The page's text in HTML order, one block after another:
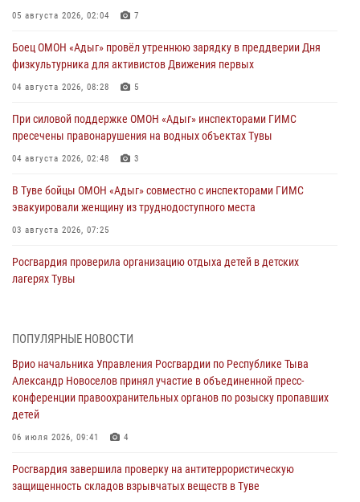
05 августа 2026, 02:04 7
Боец ОМОН «Адыг» провёл утреннюю зарядку в преддверии Дня
физкультурника для активистов Движения первых
04 августа 2026, 08:28 5
При силовой поддержке ОМОН «Адыг» инспекторами ГИМС
пресечены правонарушения на водных объектах Тувы
04 августа 2026, 02:48 3
В Туве бойцы ОМОН «Адыг» совместно с инспекторами ГИМС
эвакуировали женщину из труднодоступного места
03 августа 2026, 07:25
Росгвардия проверила организацию отдыха детей в детских
лагерях Тувы
Сотрудники вневедомственной охраны приняли участие в акции
29 июля 2026, 09:41
26 сигналов «Тревога» с автотранспортов отработали экипажи
задержаний Росгвардии в Туве с начала года
29 июля 2026, 08:37
В Туве офицер Росгвардии подвела итоги юбилейного личного
забега
ПОПУЛЯРНЫЕ НОВОСТИ
Врио начальника Управления Росгвардии по Республике Тыва
Александр Новоселов принял участие в объединенной пресс-
конференции правоохранительных органов по розыску пропавших
детей
06 июля 2026, 09:41 4
Росгвардия завершила проверку на антитеррористическую
защищенность складов взрывчатых веществ в Туве